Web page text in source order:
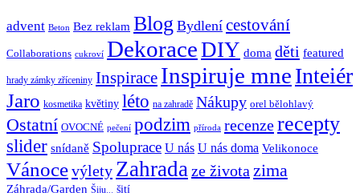
advent Beton Bez reklam Blog Bydlení cestování
Collaborations cukroví DekoraceDIY doma děti featured
hrady zámky zříceniny Inspirace Inspiruje mneInteiér
Jaro kosmetika květiny léto na zahradě Nákupy orel bělohlavý
Ostatní OVOCNÉ pečení podzim příroda recenzerecepty
slider snídaně Spoluprace U nás U nás doma Velikonoce
Vánocevýlety Zahrada ze života zima
Záhrada/Garden Šiju... šití